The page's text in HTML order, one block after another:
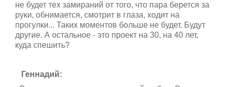
не будет тех замираний от того, что пара берется за
руки, обнимается, смотрит в глаза, ходит на
прогулки... Таких моментов больше не будет. Будут
другие. А остальное - это проект на 30, на 40 лет,
куда спешить?
Геннадий: